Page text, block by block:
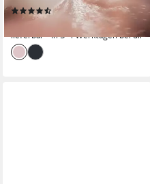
(281)
ab 159,99 €
lieferbar - in 3-4 Werktagen bei dir